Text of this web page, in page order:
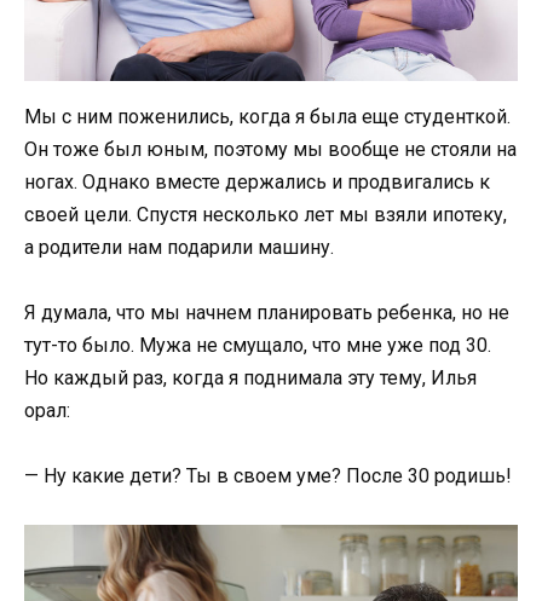
Мы с ним поженились, когда я была еще студенткой.
Он тоже был юным, поэтому мы вообще не стояли на
ногах. Однако вместе держались и продвигались к
своей цели. Спустя несколько лет мы взяли ипотеку,
а родители нам подарили машину.
Я думала, что мы начнем планировать ребенка, но не
тут-то было. Мужа не смущало, что мне уже под 30.
Но каждый раз, когда я поднимала эту тему, Илья
орал:
— Ну какие дети? Ты в своем уме? После 30 родишь!